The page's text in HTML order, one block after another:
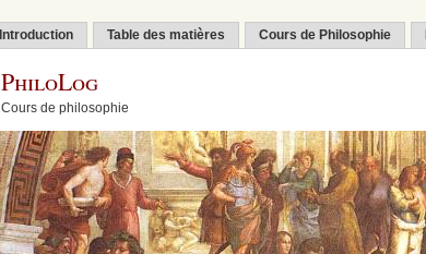
Introduction Table des matières Cours de Philosophie
PhiloLog
Cours de philosophie